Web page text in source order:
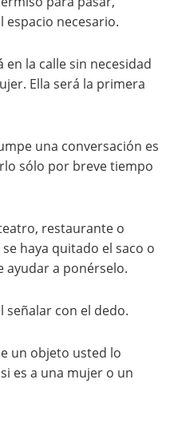
necesario.
la calle sin necesidad
Ella será la primera
una conversación es
sólo por breve tiempo
restaurante o
haya quitado el saco o
ayudar a ponérselo.
señalar con el dedo.
un objeto usted lo
es a una mujer o un